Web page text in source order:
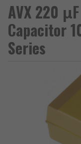
AVX 220
Capacitor
Series